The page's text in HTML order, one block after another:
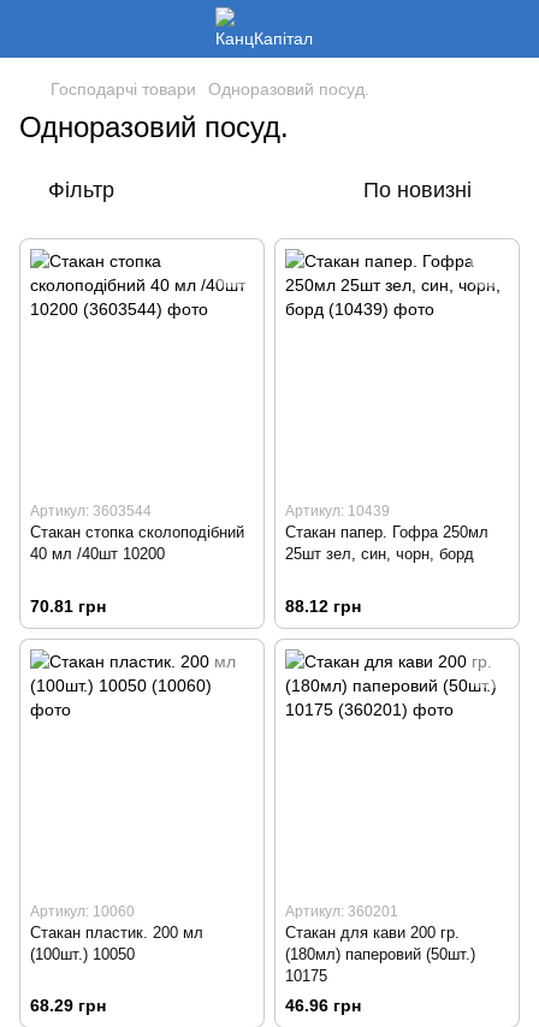
Господарчі товари Одноразовий посуд.
Одноразовий посуд.
Фільтр По новизні
Артикул: 3603544
Стакан стопка сколоподібний
40 мл /40шт 10200
70.81 грн
Артикул: 10439
Стакан папер. Гофра 250мл
25шт зел, син, чорн, борд
88.12 грн
Артикул: 10060
Стакан пластик. 200 мл
(100шт.) 10050
68.29 грн
Артикул: 360201
Стакан для кави 200 гр.
(180мл) паперовий (50шт.)
10175
46.96 грн